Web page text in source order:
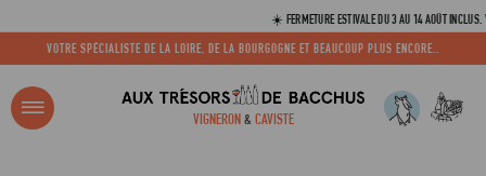
☀️ FERMETURE ESTIVALE DU 3 AU 14 AOÛT INCLUS. VOS
VOTRE SPÉCIALISTE DE LA LOIRE, DE LA BOURGOGNE ET BEAUCOUP PLUS ENCORE..
VIGNERON& CAVISTE
?